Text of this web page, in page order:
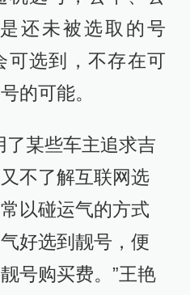
还未被选取的号
可选到，不存在可
的可能。
了某些车主追求吉
不了解互联网选
以碰运气的方式
好选到靓号，便
号购买费。”王艳